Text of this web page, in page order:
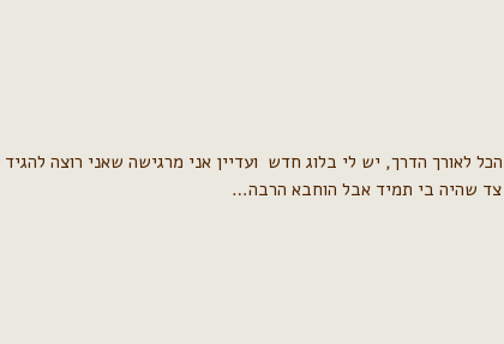
צד שהיה בי תמיד אבל הוחבא הרבה…